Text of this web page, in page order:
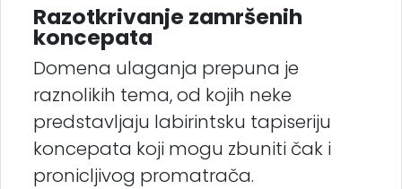
Razotkrivanje zamršenih
koncepata
Domena ulaganja prepuna je
raznolikih tema, od kojih neke
predstavljaju labirintsku tapiseriju
koncepata koji mogu zbuniti čak i
pronicljivog promatrača.